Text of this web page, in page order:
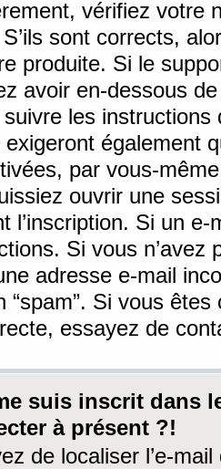
vérifiez votre
sont corrects,
produite. Si le
avoir en-dessous
les
également
par vous-
ouvrir une
l’inscription. Si un
Si vous n’avez
adresse e-mail
“spam”. Si vous
essayez de
suis inscrit dans
à présent ?!
de localiser l’e-